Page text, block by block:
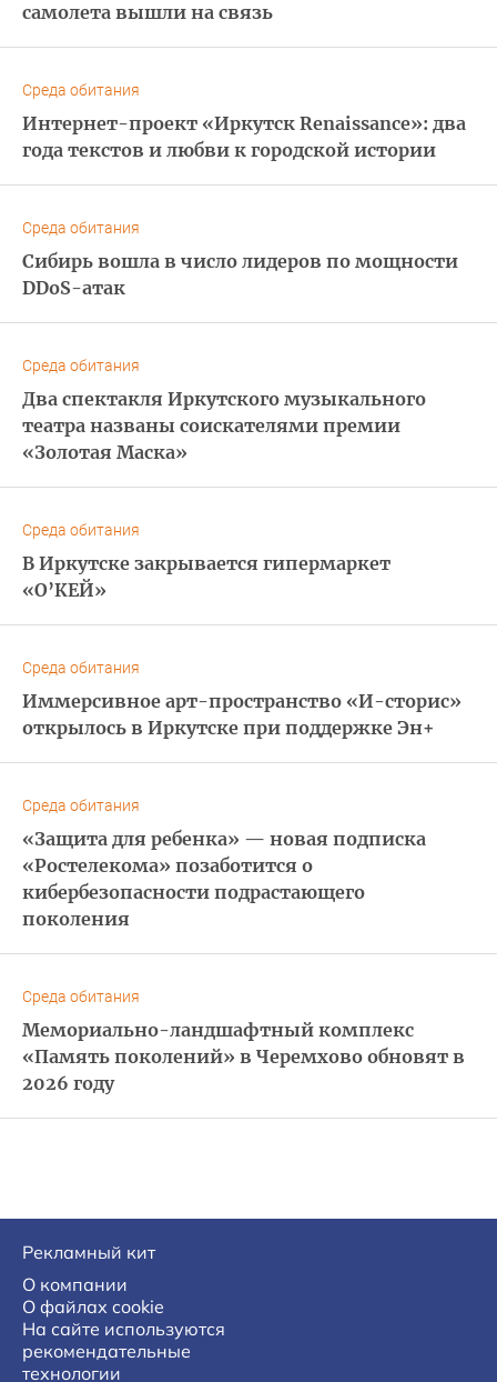
самолета вышли на связь
Среда обитания
Интернет-проект «Иркутск Renaissance»: два
года текстов и любви к городской истории
Среда обитания
Сибирь вошла в число лидеров по мощности
DDoS-атак
Среда обитания
Два спектакля Иркутского музыкального
театра названы соискателями премии
«Золотая Маска»
Среда обитания
В Иркутске закрывается гипермаркет
«О’КЕЙ»
Среда обитания
Иммерсивное арт-пространство «И-сторис»
открылось в Иркутске при поддержке Эн+
Среда обитания
«Защита для ребенка» — новая подписка
«Ростелекома» позаботится о
кибербезопасности подрастающего
поколения
Среда обитания
Мемориально-ландшафтный комплекс
«Память поколений» в Черемхово обновят в
2026 году
Рекламный кит
О компании
О файлах cookie
На сайте используются
рекомендательные
технологии